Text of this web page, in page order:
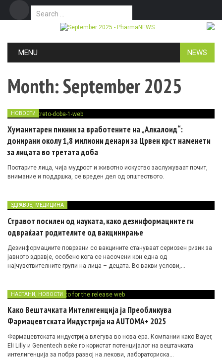
Search for:
MENU NEWS
Month:September 2025
НОВОСТИ
Хуманитарен пикник за вработените на „Алкалоид“:
донирани околу 1,8 милиони денари за Црвен крст наменети
за лицата во третата доба
Постарите лица, чија мудрост и животно искуство заслужуваат почит,
внимание и поддршка, се вреден дел од општеството.
ЗДРАВЈЕ, МЕДИЦИНА
Стравот посилен од науката, како дезинформациите ги
одвраќаат родителите од вакцинирање
Дезинформациите поврзани со вакцините стануваат сериозен ризик за
јавното здравје, особено кога се насочени кон една од
најчувствителните групи на лица – децата. Во вакви услови,
неконтролирано ширење на истите.
НАСТАНИ НОВОСТИ
Како Вештачката Интелигенција ја Преобликува
Фармацевтската Индустрија на AUTOMA+ 2025
Фармацевтската индустрија влегува во нова ера. Компании како Bayer,
Eli Lilly и Genentech веќе го користат потенцијалот на вештачката
интелигенција за побрз развој на лекови, лабораториска